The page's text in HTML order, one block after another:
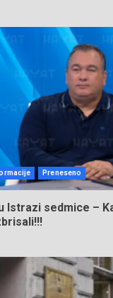
Preneseno
Istrazi sedmice –